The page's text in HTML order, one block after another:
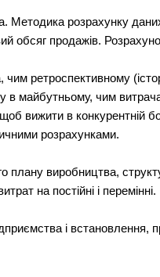
Методика розрахунку
обсяг продажів.
чим ретроспективному
в майбутньому, чим
вижити в конкурентній
розрахунками.
плану виробництва,
на постійні і перемінні.
і встановлення,